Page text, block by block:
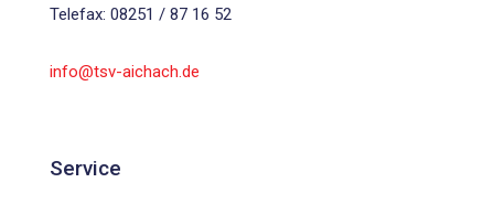
Telefax: 08251 / 87 16 52
info@tsv-aichach.de
Service